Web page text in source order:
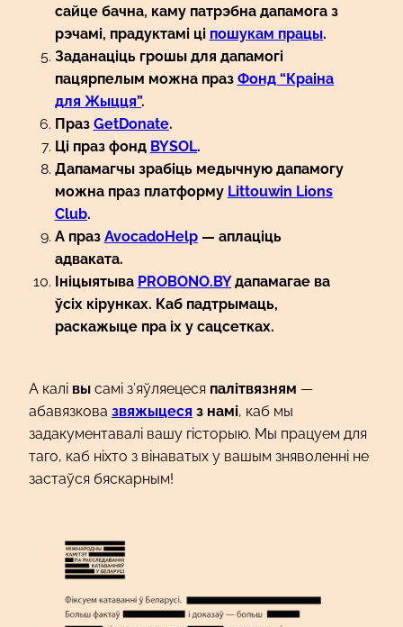
сайце бачна, каму патрэбна дапамога з
рэчамі, прадуктамі ці пошукам працы.
Заданаціць грошы для дапамогі
пацярпелым можна праз Фонд “Краіна
для Жыцця”.
Праз GetDonate.
Ці праз фонд BYSOL.
Дапамагчы зрабіць медычную дапамогу
можна праз платформу Littouwin Lions
Club.
А праз AvocadoHelp— аплаціць
адваката.
Ініцыятыва PROBONO.BYдапамагае ва
ўсіх кірунках. Каб падтрымаць,
раскажыце пра іх у сацсетках.
А калі вы самі з’яўляецеся палітвязням —
абавязкова звяжыцеся з намі, каб мы
задакументавалі вашу гісторыю. Мы працуем для
таго, каб ніхто з вінаватых у вашым зняволенні не
застаўся бяскарным!